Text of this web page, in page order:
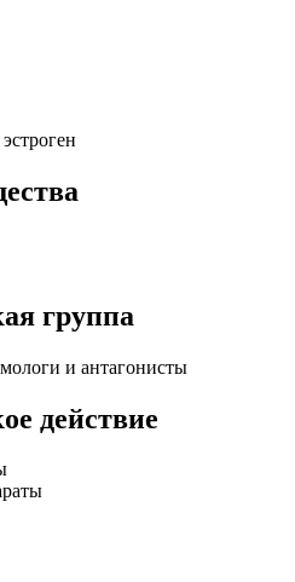
группа
и антагонисты
действие